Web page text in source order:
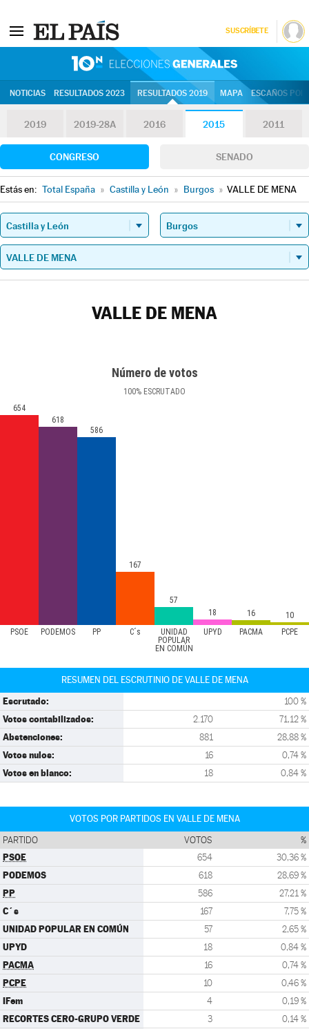
SUSCRÍBETE
NOTICIAS RESULTADOS 2023 RESULTADOS 2019 MAPA ESCAÑOS
2019 2019-28A 2016 2015 2011
CONGRESO SENADO
Estás en: Total España » Castilla y León » Burgos » VALLE DE MENA
VALLE DE MENA
Número de votos
100% ESCRUTADO
PSOE PODEMOS PP C´s
UNIDAD
POPULAR
EN COMÚN
UPYD PACMA PCPE
654
618
586
167
57
18
16 10
RESUMEN DEL ESCRUTINIO DE VALLE DE MENA
Escrutado: 100 %
Votos contabilizados: 2.170 71,12 %
Abstenciones: 881 28,88 %
Votos nulos: 16 0,74 %
Votos en blanco: 18 0,84 %
VOTOS POR PARTIDOS EN VALLE DE MENA
PARTIDO VOTOS %
PSOE 654 30,36 %
PODEMOS 618 28,69 %
PP 586 27,21 %
C´s 167 7,75 %
UNIDAD POPULAR EN COMÚN 57 2,65 %
UPYD 18 0,84 %
PACMA 16 0,74 %
PCPE 10 0,46 %
IFem 4 0,19 %
RECORTES CERO-GRUPO VERDE 3 0,14 %